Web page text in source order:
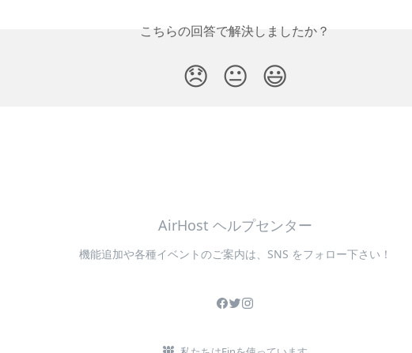
こちらの回答で解決しましたか？
😞 😐 😃
AirHost ヘルプセンター
機能追加や各種イベントのご案内は、SNS をフォロー下さい！